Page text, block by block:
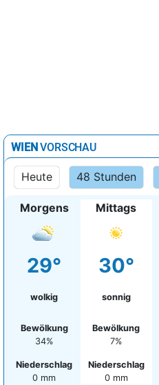
WIENVORSCHAU
Heute 48 Stunden
Morgens
29°
wolkig
Bewölkung
34%
Niederschlag
0 mm
Mittags
30°
sonnig
Bewölkung
7%
Niederschlag
0 mm